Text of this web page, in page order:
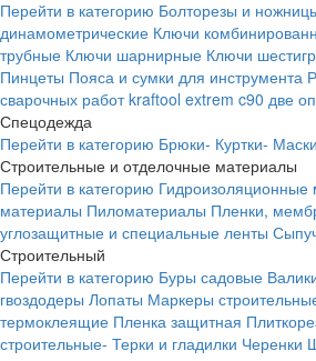
Перейти в категорию Болторезы и
динамометрические Ключи
трубные Ключи шарнирные Ключи
Пинцеты Пояса и сумки для инструмента
сварочных работ kraftool extrem c90 две
Спецодежда
Перейти в категорию Брюки- Куртки-
Строительные и отделочные материалы
Перейти в категорию Гидроизоляционные
материалы Пиломатериалы Пленки,
углозащитные и специальные ленты
Строительный
Перейти в категорию Буры садовые
гвоздодеры Лопаты Маркеры
термоклеящие Пленка защитная
строительные- Терки и гладилки Черенки